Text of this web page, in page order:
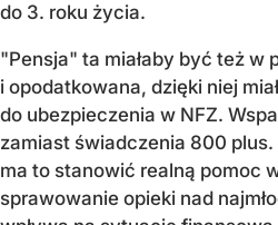
do 3. roku życia.
"Pensja" ta miałaby być też w
i opodatkowana, dzięki niej
do ubezpieczenia w NFZ.
zamiast świadczenia 800 plus.
ma to stanowić realną pomoc
sprawowanie opieki nad